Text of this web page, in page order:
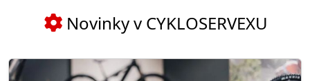
Novinky v CYKLOSERVEXU